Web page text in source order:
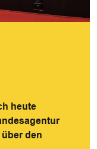
heute
den